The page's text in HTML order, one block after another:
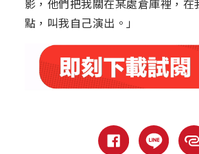
影，他們把我關在某處倉庫裡，在
點，叫我自己演出。」